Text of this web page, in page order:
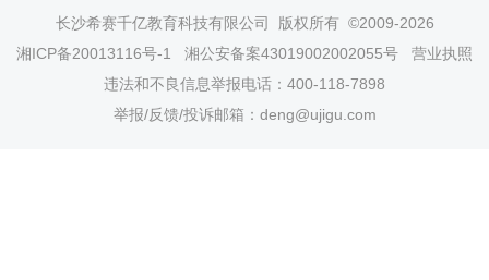
长沙希赛千亿教育科技有限公司
版权所有 ©2009-2026
湘ICP备20013116号-1
湘公安备案43019002002055号
营业执照
违法和不良信息举报电话：400-118-7898
举报/反馈/投诉邮箱：deng@ujigu.com